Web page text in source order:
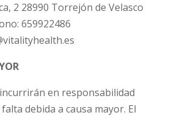
2 28990 Torrejón de Velasco
659922486
en responsabilidad
debida a causa mayor. El